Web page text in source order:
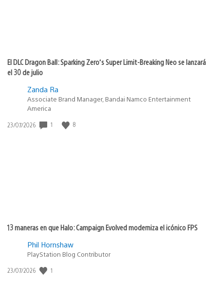
El DLC Dragon Ball: Sparking Zero’s Super Limit-Breaking Neo se lanzará
el 30 de julio
Zanda Ra
Associate Brand Manager, Bandai Namco Entertainment
America
Fecha
23/07/2026 1 8
13 maneras en que Halo: Campaign Evolved moderniza el icónico FPS
Phil Hornshaw
PlayStation Blog Contributor
Fecha
23/07/2026 1